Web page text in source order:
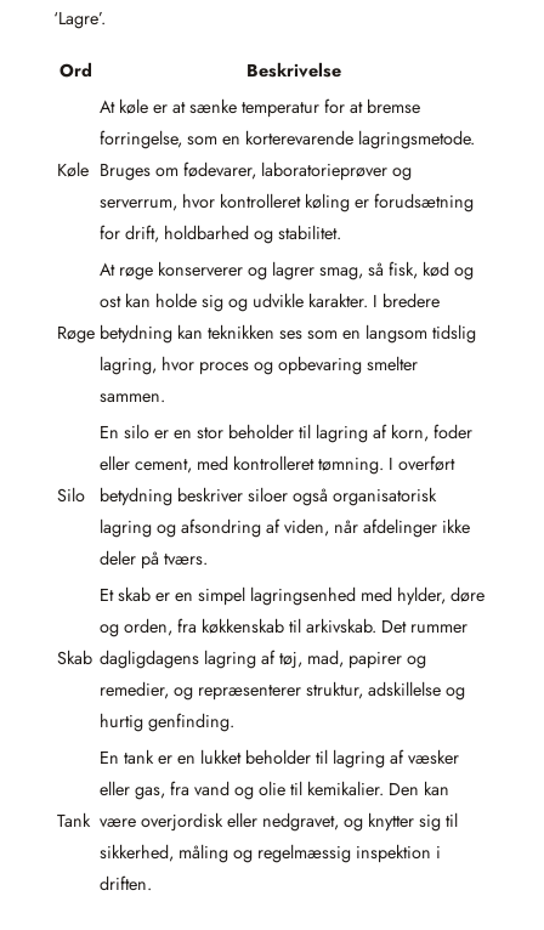
‘Lagre’.
Ord Beskrivelse
Køle
At køle er at sænke temperatur for at bremse
forringelse, som en korterevarende lagringsmetode.
Bruges om fødevarer, laboratorieprøver og
serverrum, hvor kontrolleret køling er forudsætning
for drift, holdbarhed og stabilitet.
Røge
At røge konserverer og lagrer smag, så fisk, kød og
ost kan holde sig og udvikle karakter. I bredere
betydning kan teknikken ses som en langsom tidslig
lagring, hvor proces og opbevaring smelter
sammen.
Silo
En silo er en stor beholder til lagring af korn, foder
eller cement, med kontrolleret tømning. I overført
betydning beskriver siloer også organisatorisk
lagring og afsondring af viden, når afdelinger ikke
deler på tværs.
Skab
Et skab er en simpel lagringsenhed med hylder, døre
og orden, fra køkkenskab til arkivskab. Det rummer
dagligdagens lagring af tøj, mad, papirer og
remedier, og repræsenterer struktur, adskillelse og
hurtig genfinding.
Tank
En tank er en lukket beholder til lagring af væsker
eller gas, fra vand og olie til kemikalier. Den kan
være overjordisk eller nedgravet, og knytter sig til
sikkerhed, måling og regelmæssig inspektion i
driften.